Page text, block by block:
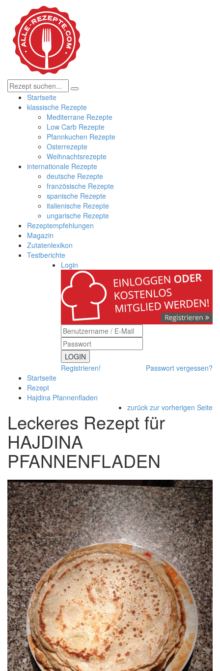
Startseite
klassische Rezepte
Mediterrane Rezepte
Low Carb Rezepte
Pfannkuchen Rezepte
Osterrezepte
Weihnachtsrezepte
internationale Rezepte
deutsche Rezepte
französische Rezepte
spanische Rezepte
italienische Rezepte
ungarische Rezepte
Rezeptempfehlungen
Magazin
Zutatenlexikon
Testberichte
Login
LOGIN
Registrieren!
Passwort vergessen?
Startseite
Rezept
Hajdina Pfannenfladen
zurück zur vorherigen Seite
Leckeres Rezept für
HAJDINA
PFANNENFLADEN